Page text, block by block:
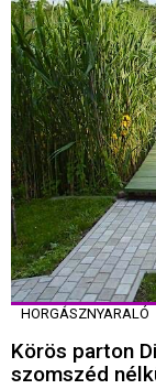
HORGÁSZNYARALÓ
Körös parton
szomszéd